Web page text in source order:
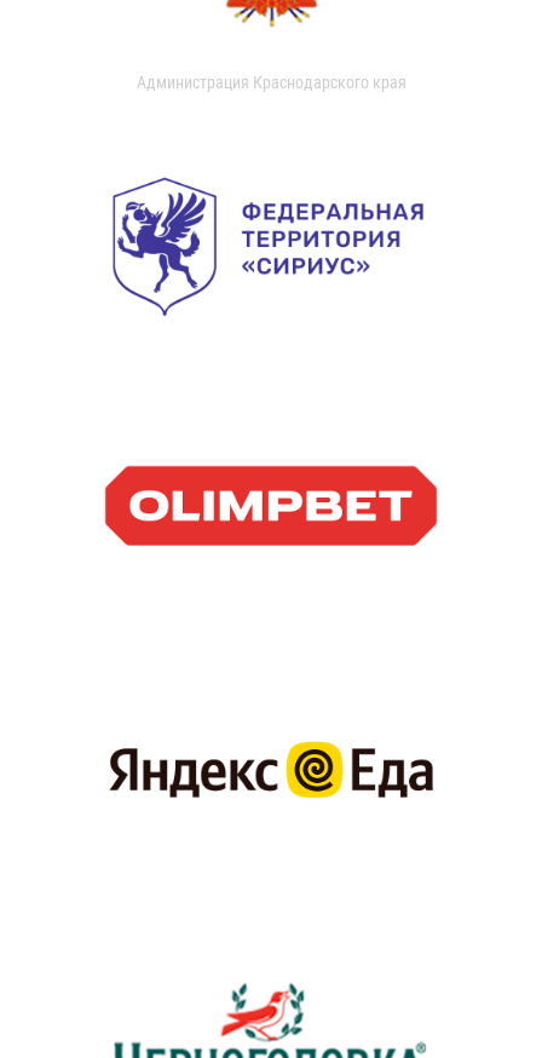
Администрация Краснодарского края